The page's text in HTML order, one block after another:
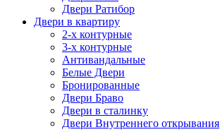
Двери Ратибор
Двери в квартиру
2-х контурные
3-х контурные
Антивандальные
Белые Двери
Бронированные
Двери Браво
Двери в сталинку
Двери Внутреннего открывания